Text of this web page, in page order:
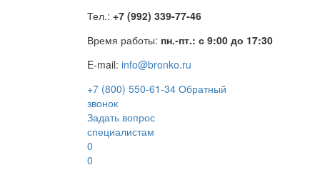
Тел.: +7 (992) 339-77-46
Время работы: пн.-пт.: с 9:00 до 17:30
E-mail: info@bronko.ru
+7 (800) 550-61-34 Обратный
звонок
Задать вопрос
специалистам
0
0